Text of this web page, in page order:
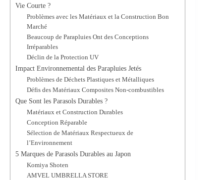
Vie Courte ?
Problèmes avec les Matériaux et la Construction Bon
Marché
Beaucoup de Parapluies Ont des Conceptions
Irréparables
Déclin de la Protection UV
Impact Environnemental des Parapluies Jetés
Problèmes de Déchets Plastiques et Métalliques
Défis des Matériaux Composites Non-combustibles
Que Sont les Parasols Durables ?
Matériaux et Construction Durables
Conception Réparable
Sélection de Matériaux Respectueux de
l’Environnement
5 Marques de Parasols Durables au Japon
Komiya Shoten
AMVEL UMBRELLA STORE